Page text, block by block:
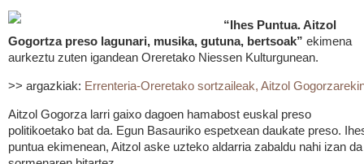
“Ihes Puntua. Aitzol
Gogortza preso lagunari, musika, gutuna, bertsoak” ekimena
aurkeztu zuten igandean Oreretako Niessen Kulturgunean.
>> argazkiak: Errenteria-Oreretako sortzaileak, Aitzol
Aitzol Gogorza larri gaixo dagoen hamabost euskal preso
politikoetako bat da. Egun Basauriko espetxean daukate preso.
puntua ekimenean, Aitzol aske uzteko aldarria zabaldu nahi izan da